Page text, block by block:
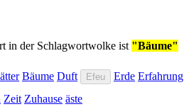
in der Schlagwortwolke ist "Bäume"
Bäume Duft Efeu Erde Erfahrung
Zeit Zuhause äste